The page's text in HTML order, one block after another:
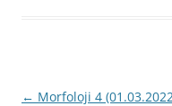
Post
← Morfoloji 4